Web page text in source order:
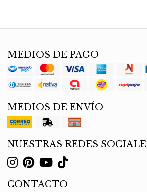
MEDIOS DE PAGO
MEDIOS DE ENVÍO
NUESTRAS REDES
CONTACTO